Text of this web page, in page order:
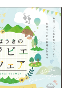
に近い